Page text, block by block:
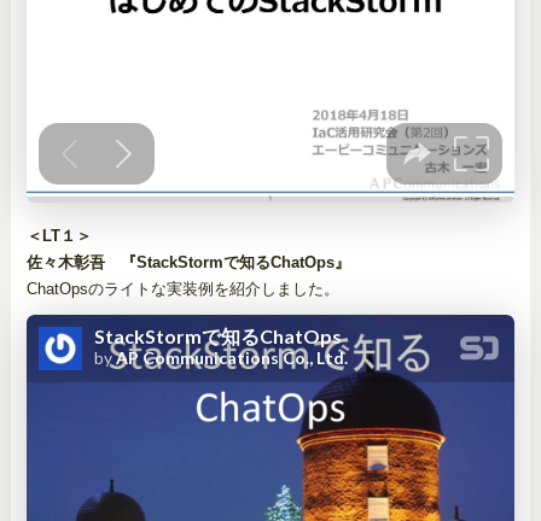
＜LT１＞
佐々木彰吾 『StackStormで知るChatOps』
ChatOpsのライトな実装例を紹介しました。